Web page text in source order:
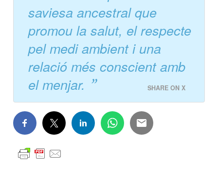
saviesa ancestral que
promou la salut, el respecte
pel medi ambient i una
relació més conscient amb
el menjar.
SHARE ON X